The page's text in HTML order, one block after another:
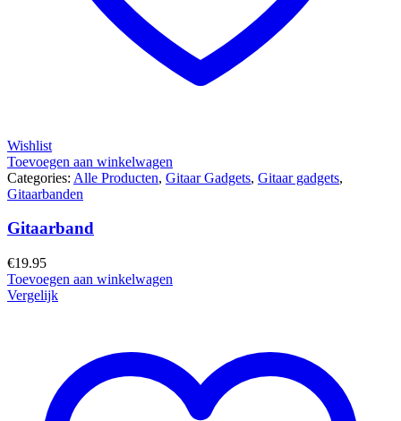
Wishlist
Toevoegen aan winkelwagen
Categories: Alle Producten, Gitaar Gadgets, Gitaar gadgets,
Gitaarbanden
Gitaarband
€19.95
Toevoegen aan winkelwagen
Vergelijk